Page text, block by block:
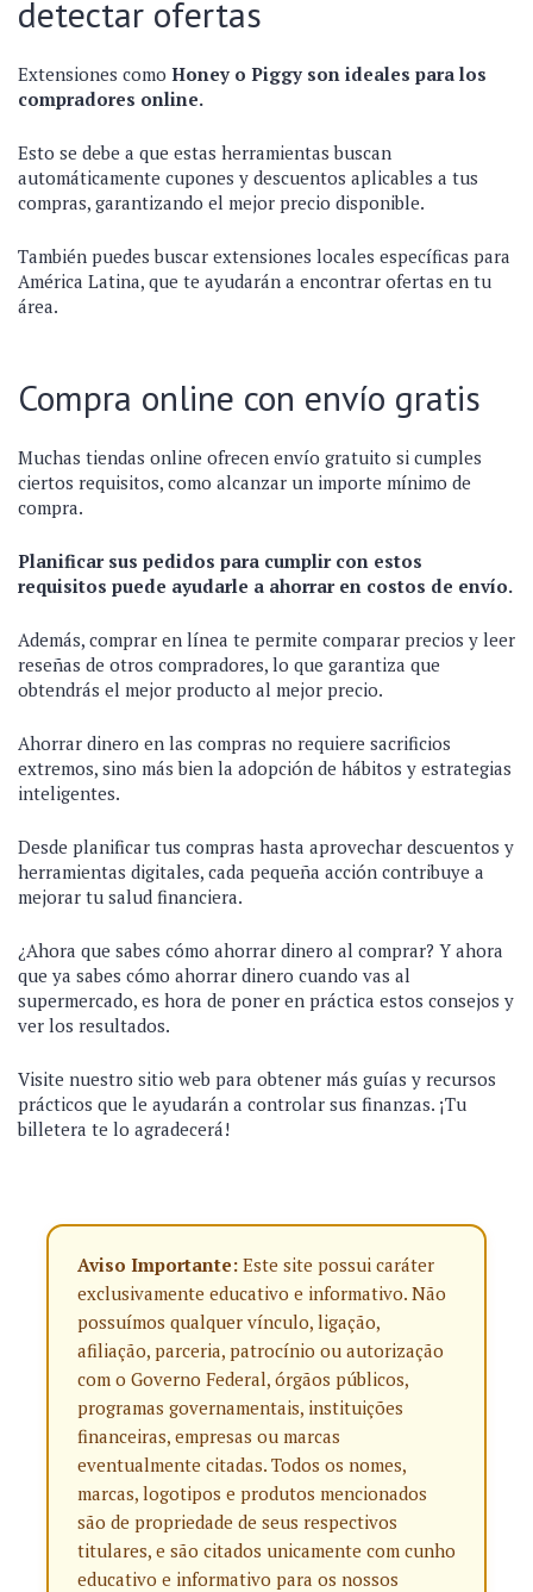
detectar ofertas
Extensiones como Honey o Piggy son ideales para los
compradores online.
Esto se debe a que estas herramientas buscan
automáticamente cupones y descuentos aplicables a tus
compras, garantizando el mejor precio disponible.
También puedes buscar extensiones locales específicas para
América Latina, que te ayudarán a encontrar ofertas en tu
área.
Compra online con envío gratis
Muchas tiendas online ofrecen envío gratuito si cumples
ciertos requisitos, como alcanzar un importe mínimo de
compra.
Planificar sus pedidos para cumplir con estos
requisitos puede ayudarle a ahorrar en costos de envío.
Además, comprar en línea te permite comparar precios y leer
reseñas de otros compradores, lo que garantiza que
obtendrás el mejor producto al mejor precio.
Ahorrar dinero en las compras no requiere sacrificios
extremos, sino más bien la adopción de hábitos y estrategias
inteligentes.
Desde planificar tus compras hasta aprovechar descuentos y
herramientas digitales, cada pequeña acción contribuye a
mejorar tu salud financiera.
¿Ahora que sabes cómo ahorrar dinero al comprar? Y ahora
que ya sabes cómo ahorrar dinero cuando vas al
supermercado, es hora de poner en práctica estos consejos y
ver los resultados.
Visite nuestro sitio web para obtener más guías y recursos
prácticos que le ayudarán a controlar sus finanzas. ¡Tu
billetera te lo agradecerá!
Aviso Importante: Este site possui caráter
exclusivamente educativo e informativo. Não
possuímos qualquer vínculo, ligação,
afiliação, parceria, patrocínio ou autorização
com o Governo Federal, órgãos públicos,
programas governamentais, instituições
financeiras, empresas ou marcas
eventualmente citadas. Todos os nomes,
marcas, logotipos e produtos mencionados
são de propriedade de seus respectivos
titulares, e são citados unicamente com cunho
educativo e informativo para os nossos